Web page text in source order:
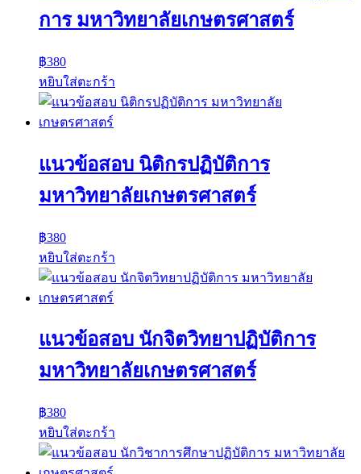
การ มหาวิทยาลัยเกษตรศาสตร์
฿380
หยิบใส่ตะกร้า
แนวข้อสอบ นิติกรปฏิบัติการ
มหาวิทยาลัยเกษตรศาสตร์
฿380
หยิบใส่ตะกร้า
แนวข้อสอบ นักจิตวิทยาปฏิบัติการ
มหาวิทยาลัยเกษตรศาสตร์
฿380
หยิบใส่ตะกร้า